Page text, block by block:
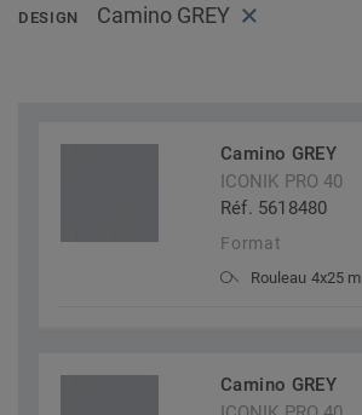
DESIGN Camino GREY
Camino GREY
ICONIK PRO 40
Réf. 5618480
Format
Rouleau 4x25 m
Camino GREY